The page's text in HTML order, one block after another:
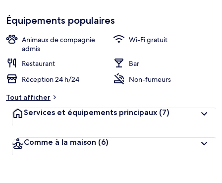
Équipements populaires
Animaux de compagnie
admis
Wi-Fi gratuit
Restaurant
Bar
Réception 24 h/24
Non-fumeurs
Tout afficher
Services et équipements principaux (7)
Comme à la maison (6)